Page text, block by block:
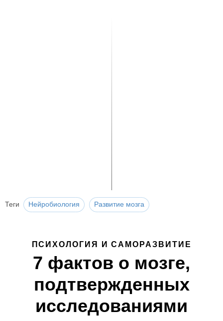
Теги Нейробиология Развитие мозга
ПСИХОЛОГИЯ И САМОРАЗВИТИЕ
7 фактов о мозге,
подтвержденных
исследованиями